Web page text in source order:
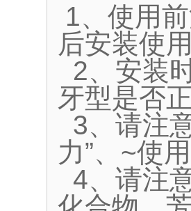
1、使用
后安装使
2、安装
牙型是否
3、请注
力”、~使
4、请注